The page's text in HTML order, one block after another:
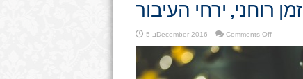
זמן רוחני, ירחי העיבור
5 בDecember 2016 Comments Offon